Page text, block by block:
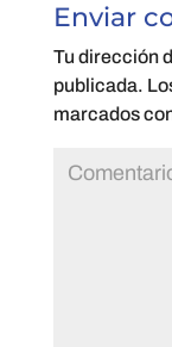
Enviar
Tu dirección
publicada.
marcados